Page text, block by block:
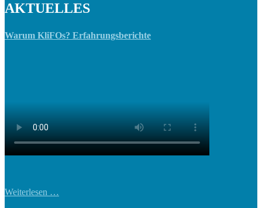
AKTUELLES
Warum KliFOs? Erfahrungsberichte
Weiterlesen …